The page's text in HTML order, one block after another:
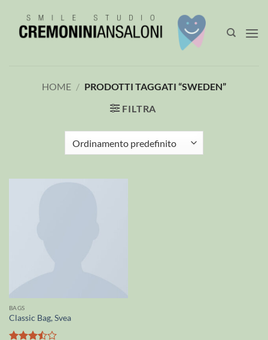
contenuti
HOME / PRODOTTI TAGGATI “SWEDEN”
FILTRA
BAGS
Classic Bag, Svea